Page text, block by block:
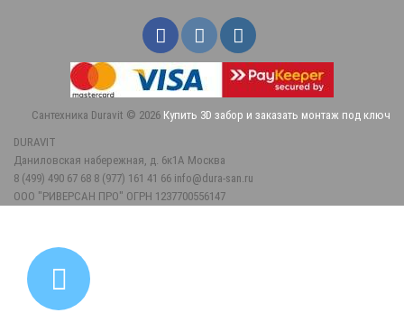
Сантехника Duravit © 2026 Купить 3D забор и заказать монтаж под ключ
DURAVIT
Даниловская набережная, д. 6к1А Москва
8 (499) 490 67 68 8 (977) 161 41 66 info@dura-san.ru
ООО "РИВЕРСАН ПРО" ОГРН 1237700556147